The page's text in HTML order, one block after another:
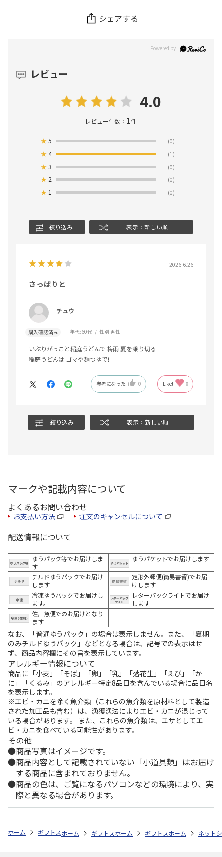
シェアする
レビュー
4.0
レビュー件数： 1件
★5 (0)
★4 (1)
★3 (0)
★ 2 (0)
★ 1 (0)
絞り込み 表示：新しい順
2026.6.26
さっぱりと
チュウ
購入確認済み 年代:60代 性別:男性
いぶりがっこと稲庭うどんで 梅雨 夏を乗り切る
稲庭うどんは ゴマや麺つゆで❗️
参考になった 0 Like! 0
絞り込み 表示：新しい順
マークや記載内容について
よくあるお問い合わせ
お支払い方法 注文のキャンセルについて
配送情報について
ゆうパック等でお届けしま
す
ゆうパケットでお届けします
チルドゆうパックでお届け
します
定形外郵便(簡易書留)でお届
けします
冷凍ゆうパックでお届けし
ます。
レターパックライトでお届け
します
佐川急便でのお届けとなり
ます
なお、「普通ゆうパック」の場合は表示しません。また、「夏期
のみチルドゆうパック」などとなる場合は、記号での表示はせ
ず、商品内容欄にその旨を表示しています。
アレルギー情報について
商品に「小麦」「そば」「卵」「乳」「落花生」「えび」「か
に」「くるみ」のアレルギー特定8品目を含んでいる場合に品目名
を表示します。
※エビ・カニを除く魚介類（これらの魚介類を原材料として製造
された加工品も含む）は、漁獲漁法によりエビ・カニが混じって
いる場合があります。 また、これらの魚介類は、エサとしてエ
ビ・カニを食べている可能性があります。
その他
商品写真はイメージです。
商品内容として記載されていない「小道具類」はお届け
する商品に含まれておりません。
商品の色は、ご覧になるパソコンなどの環境により、実
際と異なる場合があります。
ホーム ギフトストア お中元・夏ギフト特集 2026 おすすめ ご当地
ホーム ギフトストア お中元・夏ギフト特集 2026
ホーム ギフトストア お中元・
ホーム ネット